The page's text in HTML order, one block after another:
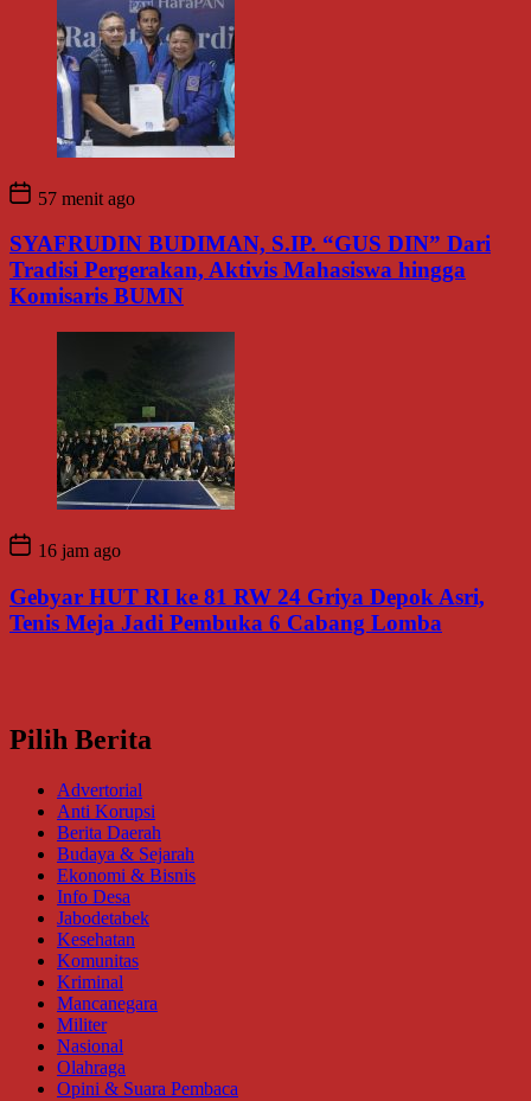
57 menit ago
SYAFRUDIN BUDIMAN, S.IP. “GUS DIN” Dari
Tradisi Pergerakan, Aktivis Mahasiswa hingga
Komisaris BUMN
16 jam ago
Gebyar HUT RI ke 81 RW 24 Griya Depok Asri,
Tenis Meja Jadi Pembuka 6 Cabang Lomba
Pilih Berita
Advertorial
Anti Korupsi
Berita Daerah
Budaya & Sejarah
Ekonomi & Bisnis
Info Desa
Jabodetabek
Kesehatan
Komunitas
Kriminal
Mancanegara
Militer
Nasional
Olahraga
Opini & Suara Pembaca